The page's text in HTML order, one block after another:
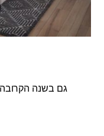
גם בשנה